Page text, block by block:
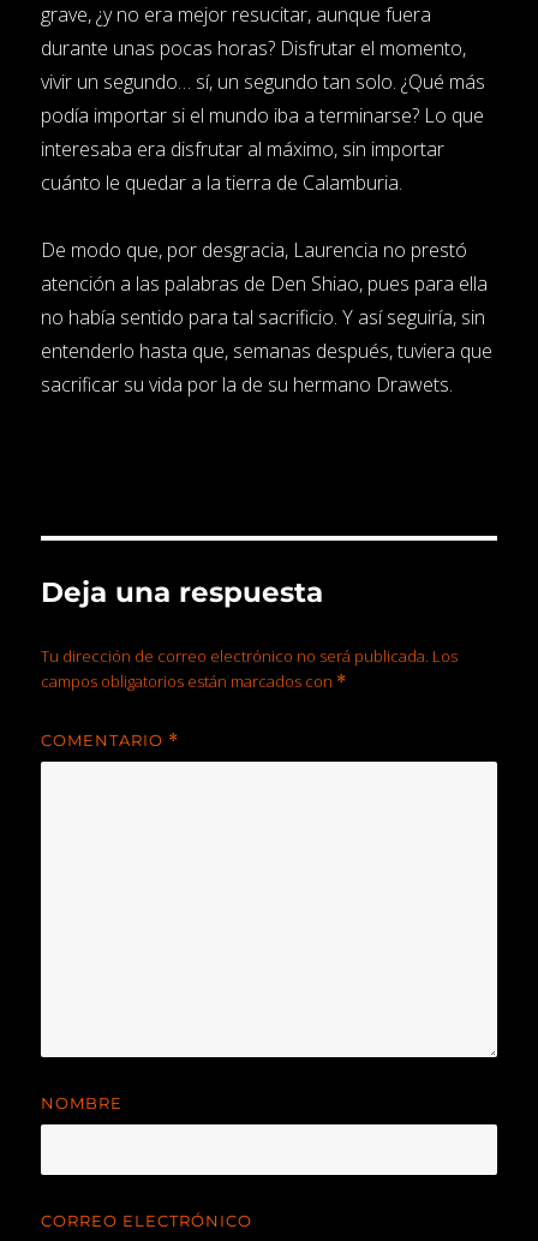
grave, ¿y no era mejor resucitar, aunque fuera
durante unas pocas horas? Disfrutar el momento,
vivir un segundo… sí, un segundo tan solo. ¿Qué más
podía importar si el mundo iba a terminarse? Lo que
interesaba era disfrutar al máximo, sin importar
cuánto le quedar a la tierra de Calamburia.
De modo que, por desgracia, Laurencia no prestó
atención a las palabras de Den Shiao, pues para ella
no había sentido para tal sacrificio. Y así seguiría, sin
entenderlo hasta que, semanas después, tuviera que
sacrificar su vida por la de su hermano Drawets.
Deja una respuesta
Tu dirección de correo electrónico no será publicada. Los
campos obligatorios están marcados con *
COMENTARIO *
NOMBRE
CORREO ELECTRÓNICO